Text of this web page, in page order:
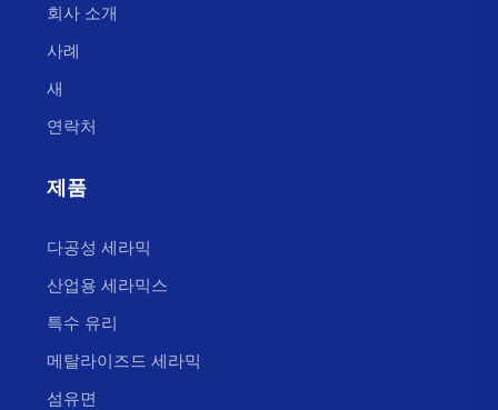
회사 소개
사례
새
연락처
제품
다공성 세라믹
산업용 세라믹스
특수 유리
메탈라이즈드 세라믹
섬유면